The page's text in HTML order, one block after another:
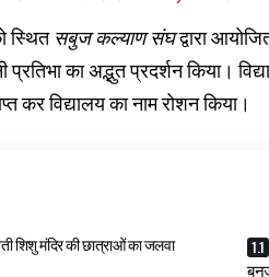
स्थित सबुज कल्याण संघद्वारा
का अद्भुत प्रदर्शन किया।
कर विद्यालय का नाम रोशन किया।
शिशु मंदिर की छात्राओं का जलवा